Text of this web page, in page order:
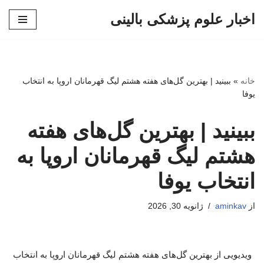
اخبار علوم پزشکی بالینی
خانه » ببینید | بهترین گل‌های هفته هشتم لیگ قهرمانان اروپا به انتخاب
یوفا
ببینید | بهترین گل‌های هفته
هشتم لیگ قهرمانان اروپا به
انتخاب یوفا
از aminkav ژانویه 30, 2026
ویدیویی از بهترین گل‌های هفته هشتم لیگ قهرمانان اروپا به انتخاب